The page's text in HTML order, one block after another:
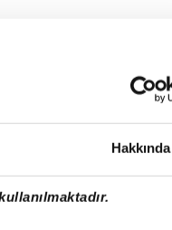
Hakkında